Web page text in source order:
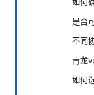
是否
不同
青龙
如何